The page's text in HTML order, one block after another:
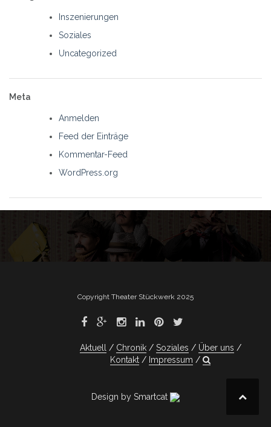
Inszenierungen
Soziales
Uncategorized
Meta
Anmelden
Feed der Einträge
Kommentar-Feed
WordPress.org
Copyright Theater Stückwerk 2025
Aktuell Chronik Soziales
Über uns
Kontakt
Impressum
Design by Smartcat